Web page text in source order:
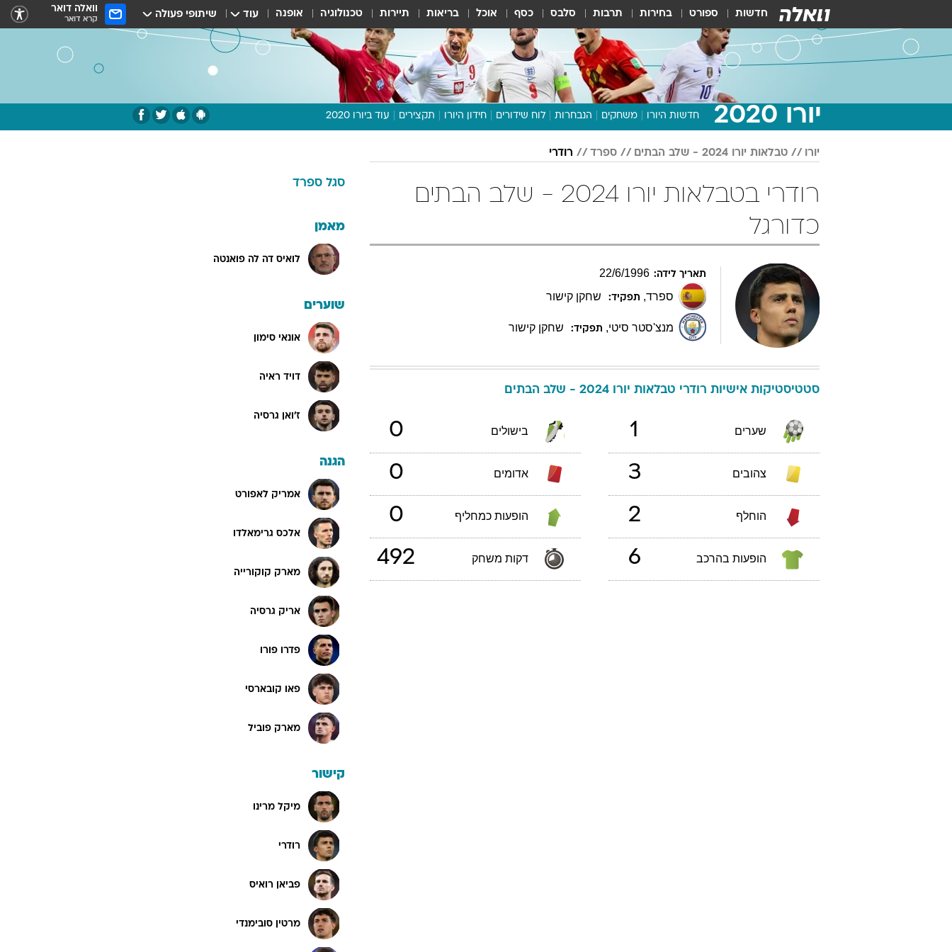
חדשות ספורט בחירות תרבות סלבס כסף אוכל בריאות תיירות טכנולוגיה אופנה עוד שיתופי פעולה וואלה דואר
קרא דואר
יורו 2020 חדשות היורו משחקים הנבחרות לוח שידורים חידון היורו תקצירים עוד ביורו 2020
תכנית היורו
דעות ופרשנויות
וואלה! ספורט
יורו טבלאות יורו 2024 - שלב הבתים ספרד רודרי
רודרי בטבלאות יורו 2024 - שלב הבתים
כדורגל
תאריך לידה: 22/6/1996
ספרד, תפקיד: שחקן קישור
מנצ'סטר סיטי, תפקיד: שחקן קישור
סטטיסטיקות אישיות רודרי טבלאות יורו 2024 - שלב הבתים
שערים 1 בישולים 0
צהובים 3 אדומים 0
הוחלף 2 הופעות כמחליף 0
הופעות בהרכב 6 דקות משחק 492
סגל ספרד
מאמן
לואיס דה לה פואנטה
שוערים
אונאי סימון
דויד ראיה
ז'ואן גרסיה
הגנה
אמריק לאפורט
אלכס גרימאלדו
מארק קוקורייה
אריק גרסיה
פדרו פורו
פאו קובארסי
מארק פוביל
קישור
מיקל מרינו
רודרי
פביאן רואיס
מרטין סובימנדי